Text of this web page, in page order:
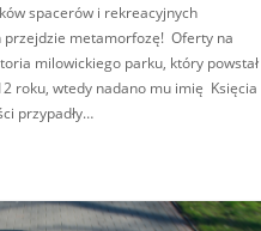
spacerów i rekreacyjnych
przejdzie metamorfozę! Oferty na
milowickiego parku, który powstał
roku, wtedy nadano mu imię Księcia
przypadły…